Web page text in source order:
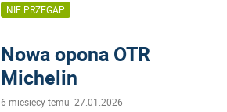
NIE PRZEGAP
Nowa opona OTR
Michelin
6 miesięcy temu 27.01.2026